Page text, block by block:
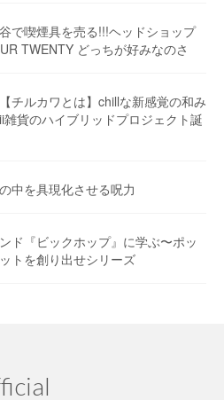
で喫煙具を売る!!!ヘッドショップ
TWENTY どっちが好みなのさ
チルカワとは】chillな新感覚の和み
貨のハイブリッドプロジェクト誕
中を具現化させる呪力
ド『ビックホップ』に学ぶ〜ポッ
トを創り出せシリーズ